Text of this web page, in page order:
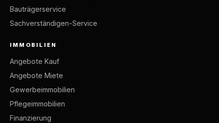
Bauträgerservice
Sachverständigen-Service
IMMOBILIEN
Angebote Kauf
Angebote Miete
Gewerbeimmobilien
Pflegeimmobilien
Finanzierung